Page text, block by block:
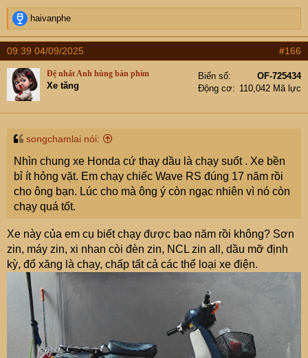
R
e
a
c
t
i
o
n
s
haivanphe
09:39 04/09/2025 #166
Đệ nhất Anh hùng bàn phím
Xe tăng
Biển số
OF-725434
Động cơ
110,042 Mã lực
songchamlai nói:
Nhìn chung xe Honda cứ thay dầu là chạy suốt . Xe bền
bỉ ít hỏng vặt. Em chạy chiếc Wave RS đúng 17 năm rồi
cho ông bạn. Lúc cho mà ông ý còn ngạc nhiên vì nó còn
chạy quá tốt.
Xe này của em cụ biết chạy được bao năm rồi không? Sơn
zin, máy zin, xi nhan còi đèn zin, NCL zin all, dầu mỡ định
kỳ, đổ xăng là chạy, chấp tất cả các thể loại xe điện.